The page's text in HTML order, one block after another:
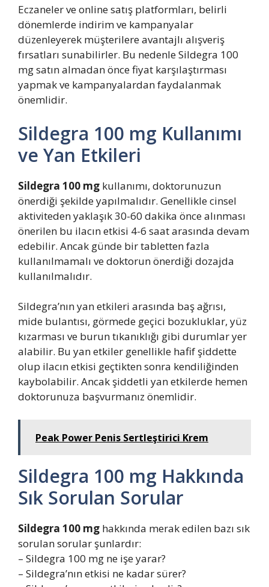
Eczaneler ve online satış platformları, belirli
dönemlerde indirim ve kampanyalar
düzenleyerek müşterilere avantajlı alışveriş
fırsatları sunabilirler. Bu nedenle Sildegra 100
mg satın almadan önce fiyat karşılaştırması
yapmak ve kampanyalardan faydalanmak
önemlidir.
Sildegra 100 mg Kullanımı
ve Yan Etkileri
Sildegra 100 mg kullanımı, doktorunuzun
önerdiği şekilde yapılmalıdır. Genellikle cinsel
aktiviteden yaklaşık 30-60 dakika önce alınması
önerilen bu ilacın etkisi 4-6 saat arasında devam
edebilir. Ancak günde bir tabletten fazla
kullanılmamalı ve doktorun önerdiği dozajda
kullanılmalıdır.
Sildegra’nın yan etkileri arasında baş ağrısı,
mide bulantısı, görmede geçici bozukluklar, yüz
kızarması ve burun tıkanıklığı gibi durumlar yer
alabilir. Bu yan etkiler genellikle hafif şiddette
olup ilacın etkisi geçtikten sonra kendiliğinden
kaybolabilir. Ancak şiddetli yan etkilerde hemen
doktorunuza başvurmanız önemlidir.
Peak Power Penis Sertleştirici Krem
Sildegra 100 mg Hakkında
Sık Sorulan Sorular
Sildegra 100 mg hakkında merak edilen bazı sık
sorulan sorular şunlardır:
– Sildegra 100 mg ne işe yarar?
– Sildegra’nın etkisi ne kadar sürer?